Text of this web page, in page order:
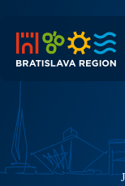
content